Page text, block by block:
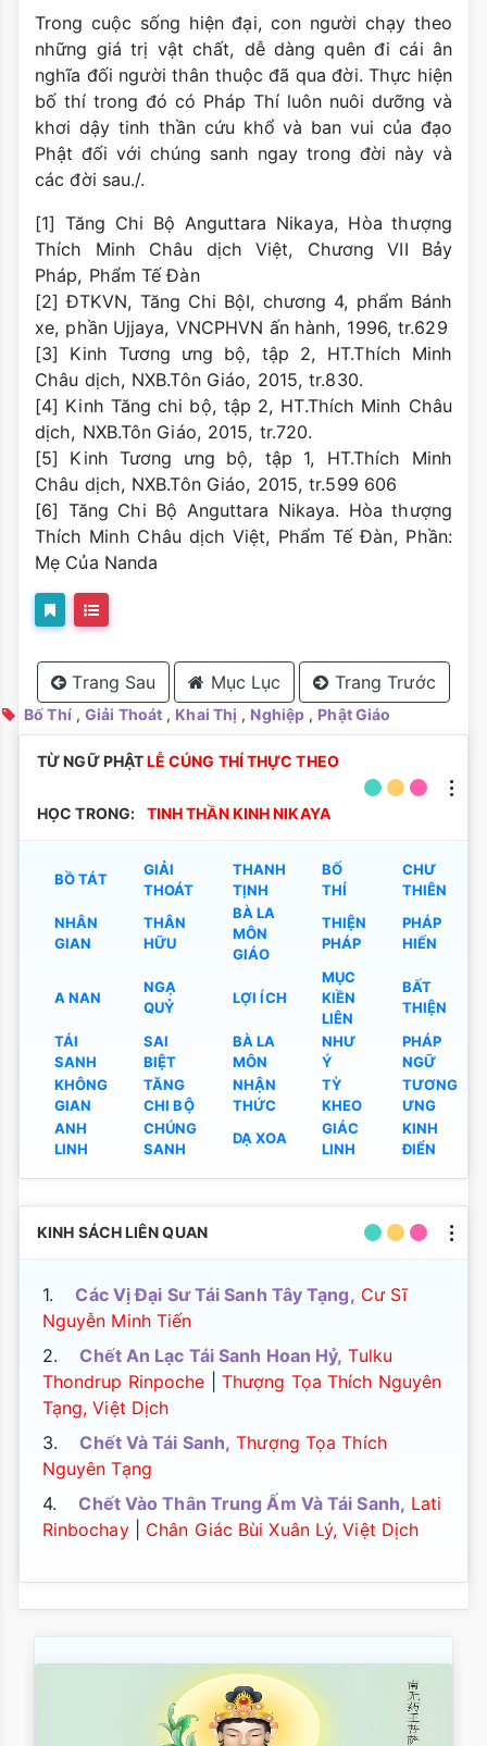
Trong cuộc sống hiện đại, con người chạy theo
những giá trị vật chất, dễ dàng quên đi cái ân
nghĩa đối người thân thuộc đã qua đời. Thực hiện
bố thí trong đó có Pháp Thí luôn nuôi dưỡng và
khơi dậy tinh thần cứu khổ và ban vui của đạo
Phật đối với chúng sanh ngay trong đời này và
các đời sau./.
[1] Tăng Chi Bộ Anguttara Nikaya, Hòa thượng
Thích Minh Châu dịch Việt, Chương VII Bảy
Pháp, Phẩm Tế Đàn
[2] ĐTKVN, Tăng Chi BộI, chương 4, phẩm Bánh
xe, phần Ujjaya, VNCPHVN ấn hành, 1996, tr.629
[3] Kinh Tương ưng bộ, tập 2, HT.Thích Minh
Châu dịch, NXB.Tôn Giáo, 2015, tr.830.
[4] Kinh Tăng chi bộ, tập 2, HT.Thích Minh Châu
dịch, NXB.Tôn Giáo, 2015, tr.720.
[5] Kinh Tương ưng bộ, tập 1, HT.Thích Minh
Châu dịch, NXB.Tôn Giáo, 2015, tr.599 606
[6] Tăng Chi Bộ Anguttara Nikaya. Hòa thượng
Thích Minh Châu dịch Việt, Phẩm Tế Đàn, Phần:
Mẹ Của Nanda
Trang Sau Mục Lục Trang Trước
Bố Thí ,Giải Thoát , Khai Thị , Nghiệp , Phật Giáo
TỪ NGỮ PHẬT
HỌC TRONG:
LỄ CÚNG THÍ THỰC THEO
TINH THẦN KINH NIKAYA
BỒ TÁT
GIẢI
THOÁT
THANH
TỊNH
BỐ
THÍ
CHƯ
THIÊN
NHÂN
GIAN
THÂN
HỮU
BÀ LA
MÔN
GIÁO
THIỆN
PHÁP
PHÁP
HIẾN
A NAN
NGẠ
QUỶ
LỢI ÍCH
MỤC
KIỀN
LIÊN
BẤT
THIỆN
TÁI
SANH
SAI
BIỆT
BÀ LA
MÔN
NHƯ
Ý
PHÁP
NGỮ
KHÔNG
GIAN
TĂNG
CHI BỘ
NHẬN
THỨC
TỲ
KHEO
TƯƠNG
ƯNG
ANH
LINH
CHÚNG
SANH
DẠ XOA
GIÁC
LINH
KINH
ĐIỂN
KINH SÁCH LIÊN QUAN
1. Các Vị Đại Sư Tái Sanh Tây Tạng, Cư Sĩ
Nguyễn Minh Tiến
2. Chết An Lạc Tái Sanh Hoan Hỷ, Tulku
Thondrup Rinpoche
Thượng Tọa Thích Nguyên
Tạng, Việt Dịch
3. Chết Và Tái Sanh, Thượng Tọa Thích
Nguyên Tạng
4. Chết Vào Thân Trung Ấm Và Tái Sanh, Lati
Rinbochay
Chân Giác Bùi Xuân Lý, Việt Dịch